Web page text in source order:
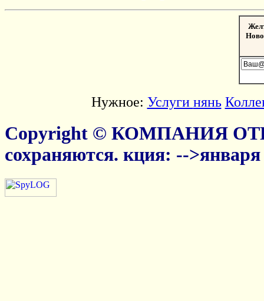
Нужное: Услуги нянь
Copyright © КОМПАНИЯ
сохраняются. кция: -->января